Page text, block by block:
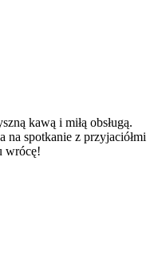
kawą i miłą obsługą.
na spotkanie z przyjaciółmi
wrócę!